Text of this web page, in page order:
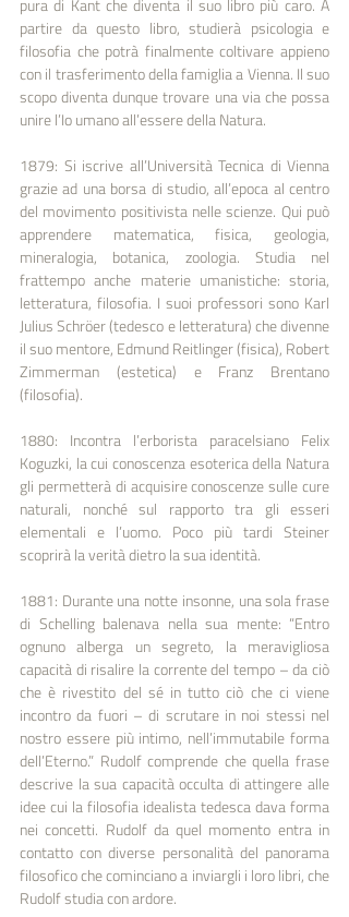
partire da questo libro, studierà psicologia e
filosofia che potrà finalmente coltivare appieno
con il trasferimento della famiglia a Vienna. Il suo
scopo diventa dunque trovare una via che possa
unire l’Io umano all’essere della Natura.
1879: Si iscrive all’Università Tecnica di Vienna
grazie ad una borsa di studio, all’epoca al centro
del movimento positivista nelle scienze. Qui può
apprendere matematica, fisica, geologia,
mineralogia, botanica, zoologia. Studia nel
frattempo anche materie umanistiche: storia,
letteratura, filosofia. I suoi professori sono Karl
Julius Schröer (tedesco e letteratura) che divenne
il suo mentore, Edmund Reitlinger (fisica), Robert
Zimmerman (estetica) e Franz Brentano
(filosofia).
1880: Incontra l’erborista paracelsiano Felix
Koguzki, la cui conoscenza esoterica della Natura
gli permetterà di acquisire conoscenze sulle cure
naturali, nonché sul rapporto tra gli esseri
elementali e l’uomo. Poco più tardi Steiner
scoprirà la verità dietro la sua identità.
1881: Durante una notte insonne, una sola frase
di Schelling balenava nella sua mente: “Entro
ognuno alberga un segreto, la meravigliosa
capacità di risalire la corrente del tempo – da ciò
che è rivestito del sé in tutto ciò che ci viene
incontro da fuori – di scrutare in noi stessi nel
nostro essere più intimo, nell’immutabile forma
dell’Eterno.” Rudolf comprende che quella frase
descrive la sua capacità occulta di attingere alle
idee cui la filosofia idealista tedesca dava forma
nei concetti. Rudolf da quel momento entra in
contatto con diverse personalità del panorama
filosofico che cominciano a inviargli i loro libri, che
Rudolf studia con ardore.